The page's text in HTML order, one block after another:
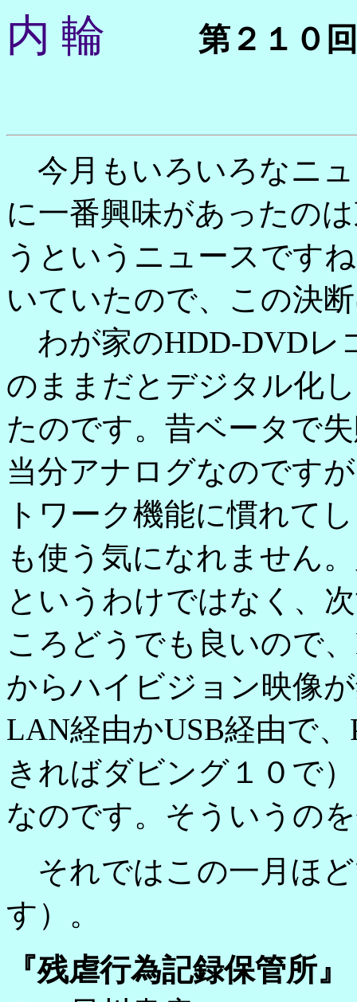
内 輪 第２１０回
今月もいろいろなニ
に一番興味があったの
うというニュースです
いていたので、この決
わが家のHDD-DVDレ
のままだとデジタル化
たのです。昔ベータで
当分アナログなのです
トワーク機能に慣れて
も使う気になれません
というわけではなく、
ころどうでも良いので
からハイビジョン映像
LAN経由かUSB経由で
きればダビング１０で
なのです。そういうの
それではこの一月ほ
す）。
『残虐行為記録保管所